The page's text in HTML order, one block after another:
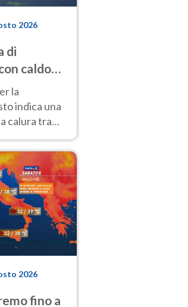
2026
di
caldo
la
indica una
calura tra
2026
fino a